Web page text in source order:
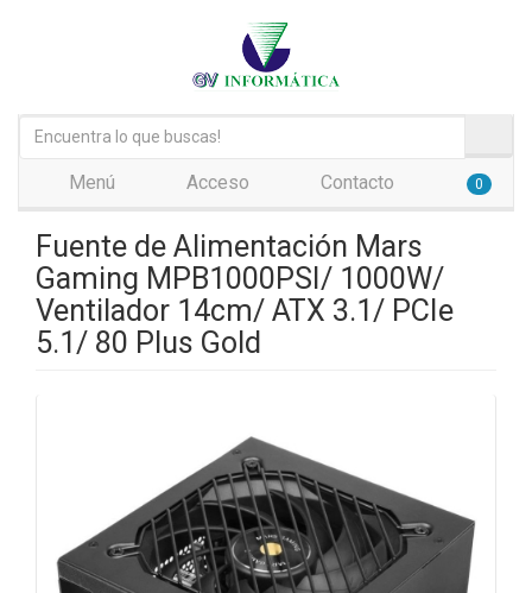
Menú Acceso Contacto 0
Fuente de Alimentación Mars
Gaming MPB1000PSI/ 1000W/
Ventilador 14cm/ ATX 3.1/ PCIe
5.1/ 80 Plus Gold